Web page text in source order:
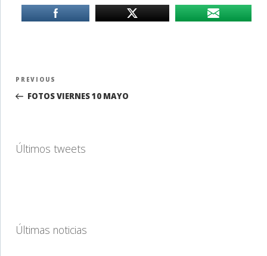
Navegación
entradas
Previous
Post
PREVIOUS
FOTOS VIERNES 10 MAYO
Últimos tweets
Últimas noticias